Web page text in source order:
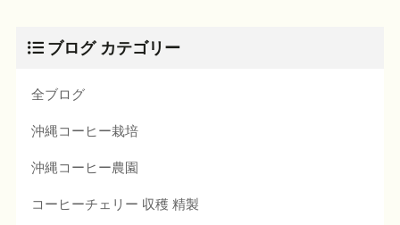
ブログ カテゴリー
全ブログ
沖縄コーヒー栽培
沖縄コーヒー農園
コーヒーチェリー 収穫 精製